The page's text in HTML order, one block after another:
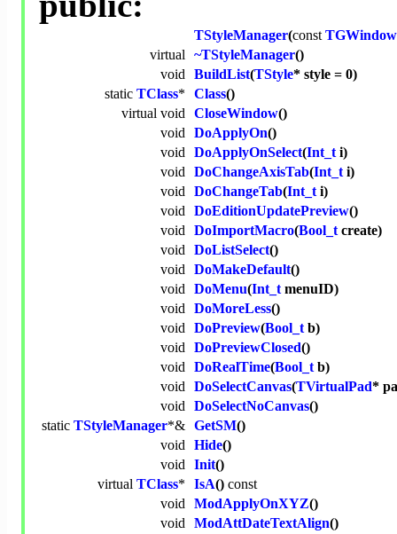
TStyleManager(const TGWindow
virtual ~TStyleManager()
void BuildList(TStyle* style = 0)
static TClass* Class()
virtual void CloseWindow()
void DoApplyOn()
void DoApplyOnSelect(Int_ti)
void DoChangeAxisTab(Int_ti)
void DoChangeTab(Int_ti)
void DoEditionUpdatePreview()
void DoImportMacro(Bool_tcreate)
void DoListSelect()
void DoMakeDefault()
void DoMenu(Int_tmenuID)
void DoMoreLess()
void DoPreview(Bool_tb)
void DoPreviewClosed()
void DoRealTime(Bool_tb)
void DoSelectCanvas(TVirtualPad*
void DoSelectNoCanvas()
static TStyleManager*& GetSM()
void Hide()
void Init()
virtual TClass* IsA() const
void ModApplyOnXYZ()
void ModAttDateTextAlign()